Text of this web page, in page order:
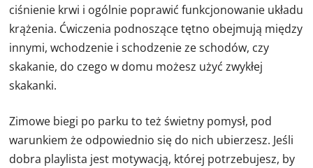
ciśnienie krwi i ogólnie poprawić funkcjonowanie układu
krążenia. Ćwiczenia podnoszące tętno obejmują między
innymi, wchodzenie i schodzenie ze schodów, czy
skakanie, do czego w domu możesz użyć zwykłej
skakanki.
Zimowe biegi po parku to też świetny pomysł, pod
warunkiem że odpowiednio się do nich ubierzesz. Jeśli
dobra playlista jest motywacją, której potrzebujesz, by